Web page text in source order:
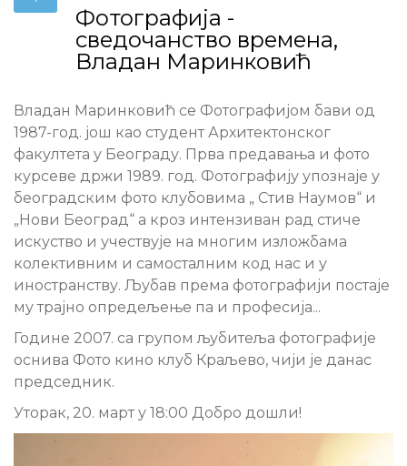
Фотографија -
сведочанство времена,
Владан Маринковић
Владан Маринковић се Фотографијом бави од
1987-год. још као студент Архитектонског
факултета у Београду. Прва предавања и фото
курсеве држи 1989. год. Фотографију упознаје у
београдским фото клубовима „ Стив Наумов“ и
„Нови Београд“ а кроз интензиван рад стиче
искуство и учествује на многим изложбама
колективним и самосталним код нас и у
иностранству. Љубав према фотографији постаје
мутрајно опредељење па и професија...
Године 2007. са групом љубитеља фотографије
оснива Фото кино клуб Краљево, чији је данас
председник.
Уторак, 20. март у 18:00 Добро дошли!